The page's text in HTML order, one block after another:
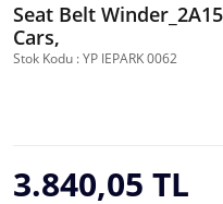
Seat Belt
Cars,
Stok Kodu : YP IEPARK 0062
3.840,05 TL